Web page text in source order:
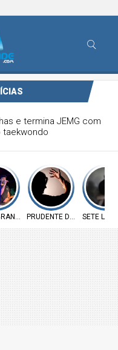
ForróCap em Capim
PRUDENTE DE MORAIS
SETE